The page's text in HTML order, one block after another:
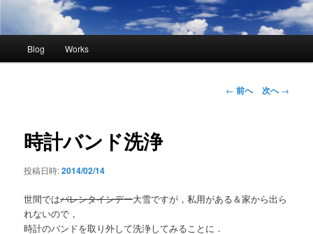
メインコンテンツへ移動
サブコンテンツへ移動
Blog Works
投稿ナビゲーシ
← 前へ 次へ→
時計バンド洗浄
投稿日時:2014/02/14
世間ではバレンタインデー大雪ですが，私用がある＆家から出ら
れないので，
時計のバンドを取り外して洗浄してみることに．